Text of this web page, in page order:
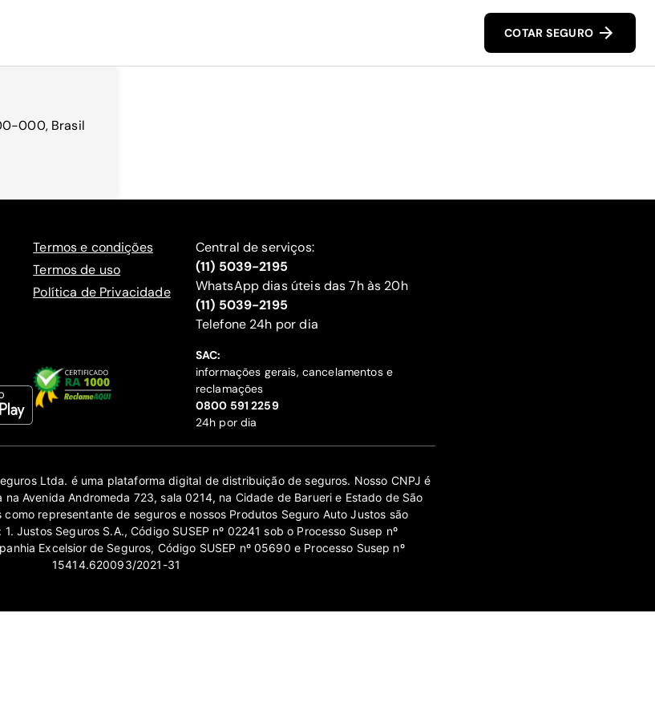
COTAR SEGURO
000, Brasil
Termos e condições
Termos de uso
Política de Privacidade
Central de serviços:
(11) 5039-2195
WhatsApp dias úteis das 7h às 20h
(11) 5039-2195
‍Telefone 24h por dia
SAC:
informações gerais, cancelamentos e
reclamações
‍0800 591 2259
24h por dia
Ltda. é uma plataforma digital de distribuição de seguros. Nosso CNPJ é
Avenida Andromeda 723, sala 0214, na Cidade de Barueri e Estado de São
representante de seguros e nossos Produtos Seguro Auto Justos são
Justos Seguros S.A., Código SUSEP nº 02241 sob o Processo Susep nº
Excelsior de Seguros, Código SUSEP nº 05690 e Processo Susep nº
15414.620093/2021-31